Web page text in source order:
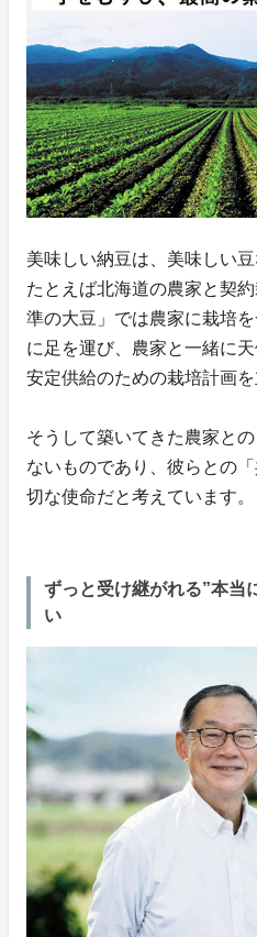
美味しい納豆は、美味しい
たとえば北海道の農家と契
準の大豆」では農家に栽培
に足を運び、農家と一緒に
安定供給のための栽培計画を
そうして築いてきた農家と
ないものであり、彼らとの
切な使命だと考えています。
ずっと受け継がれる”本当
い